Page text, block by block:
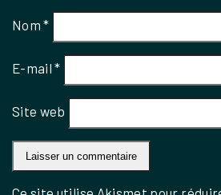
Nom*
E-mail*
Site web